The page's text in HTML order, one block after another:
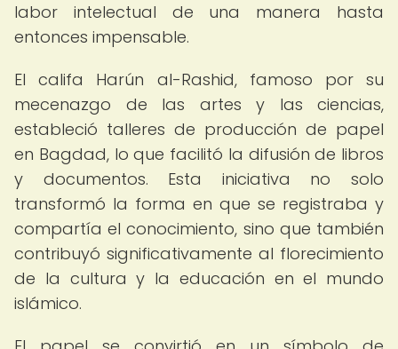
labor intelectual de una manera hasta
entonces impensable.
El califa Harún al-Rashid, famoso por su
mecenazgo de las artes y las ciencias,
estableció talleres de producción de papel
en Bagdad, lo que facilitó la difusión de libros
y documentos. Esta iniciativa no solo
transformó la forma en que se registraba y
compartía el conocimiento, sino que también
contribuyó significativamente al florecimiento
de la cultura y la educación en el mundo
islámico.